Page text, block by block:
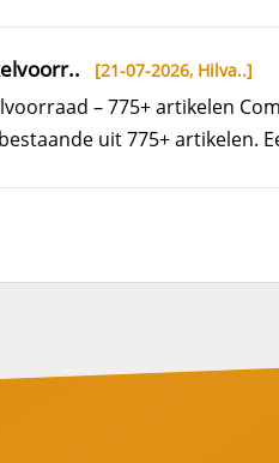
[21-07-2026, Hilva..]
– 775+ artikelen
uit 775+ artikelen.